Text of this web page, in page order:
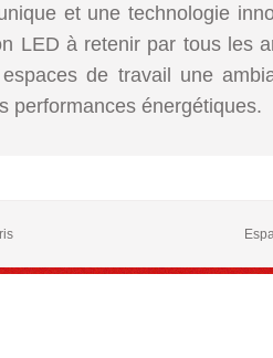
et une technologie
LED à retenir par tous les
de travail une
performances énergétiques.